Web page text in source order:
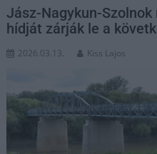
Jász-Nagykun-
hídját zárják le a
2026.03.13. Kiss Lajos